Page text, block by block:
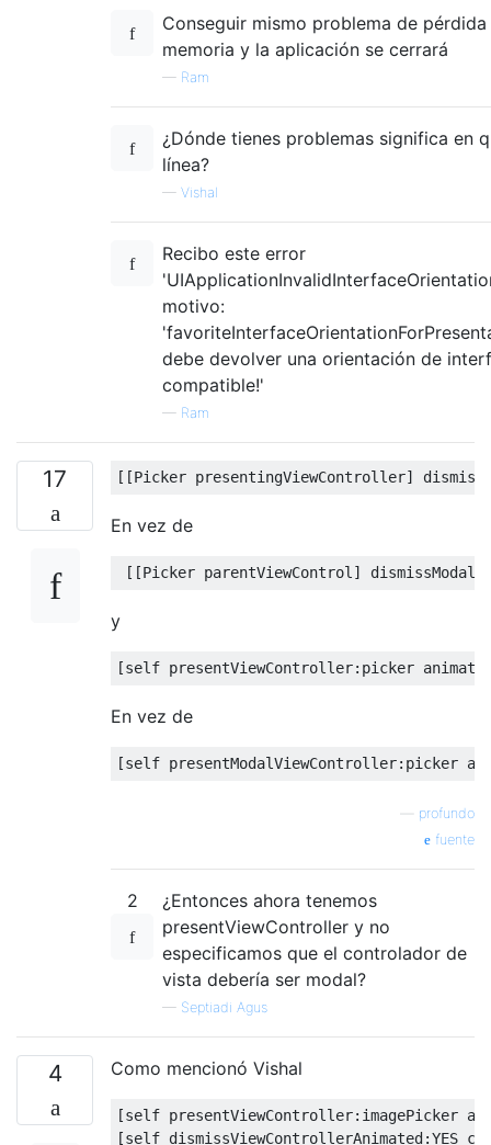
Conseguir mismo problema de pérdida
memoria y la aplicación se cerrará
— Ram
¿Dónde tienes problemas significa en
línea?
— Vishal
Recibo este error
motivo:
debe devolver una orientación de
compatible!'
— Ram
17 [[Picker presentingViewController]
En vez de
[[Picker parentViewControl ]
y
[self presentViewController: picker
En vez de
[self presentModalViewController: picker
profundo
fuente
2
¿Entonces ahora tenemos
presentViewController y no
especificamos que el controlador de
vista debería ser modal?
— Septiadi Agus
4 Como mencionó Vishal
[self presentViewController: imagePicker
[self dismissViewControllerAnimated:YES